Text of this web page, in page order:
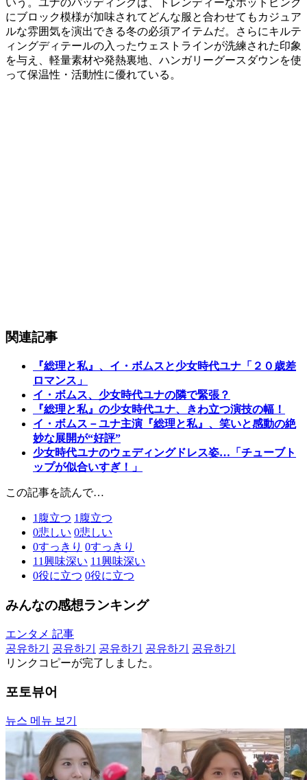
にブロック模様が加味されてどんな服と合わせてもカジュア
ルな雰囲気を演出できる冬の必須アイテムだ。さらにキルテ
ィングディテールの入ったウェストラインが洗練された印象
を与え、軽量素材や発熱裏地、ハンガリーグースダウンを使
って保温性・活動性に優れている。
関連記事
『総理と私』、イ・ボムスと少女時代ユナ「２０歳差
ロマンス」
イ・ボムス、少女時代ユナの隣で緊張？
『総理と私』の少女時代ユナ、きわ立つ演技の幅！
イ・ボムス－ユナ主演『総理と私』、笑いと感動の絶
妙な展開が“好評”
少女時代ユナのウェディングドレス姿…「チューブト
ップが似合いすぎ！」
この記事を読んで…
1 腹立つ 1 腹立つ
0悲しい 0悲しい
0すっきり 0すっきり
11興味深い 11興味深い
0役に立つ 0役に立つ
みんなの感想ランキング
エンタメ 記事
공유하기
공유하기 공유하기 공유하기
공유하기
リンクコピーが完了しました。
포토뷰어
뉴스 메뉴 보기